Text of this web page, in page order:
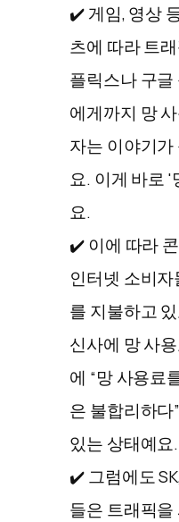
✔️ 게임, 영상
츠에 따라 트
플릭스나 구글
에게까지 망
자는 이야기
요. 이게 바로
요.
✔️ 이에 따라
인터넷 소비
를 지불하고
신사에 망 사
에 “망 사용료
은 불합리하다
있는 상태예요.
✔️ 그럼에도
들은 트래픽